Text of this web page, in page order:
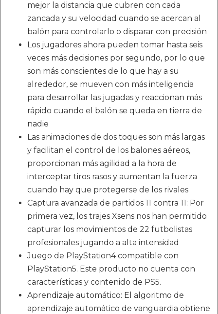
mejor la distancia que cubren con cada
zancada y su velocidad cuando se acercan al
balón para controlarlo o disparar con precisión
Los jugadores ahora pueden tomar hasta seis
veces más decisiones por segundo, por lo que
son más conscientes de lo que hay a su
alrededor, se mueven con más inteligencia
para desarrollar las jugadas y reaccionan más
rápido cuando el balón se queda en tierra de
nadie
Las animaciones de dos toques son más largas
y facilitan el control de los balones aéreos,
proporcionan más agilidad a la hora de
interceptar tiros rasos y aumentan la fuerza
cuando hay que protegerse de los rivales
Captura avanzada de partidos 11 contra 11: Por
primera vez, los trajes Xsens nos han permitido
capturar los movimientos de 22 futbolistas
profesionales jugando a alta intensidad
Juego de PlayStation4 compatible con
PlayStation5. Este producto no cuenta con
características y contenido de PS5.
Aprendizaje automático: El algoritmo de
aprendizaje automático de vanguardia obtiene